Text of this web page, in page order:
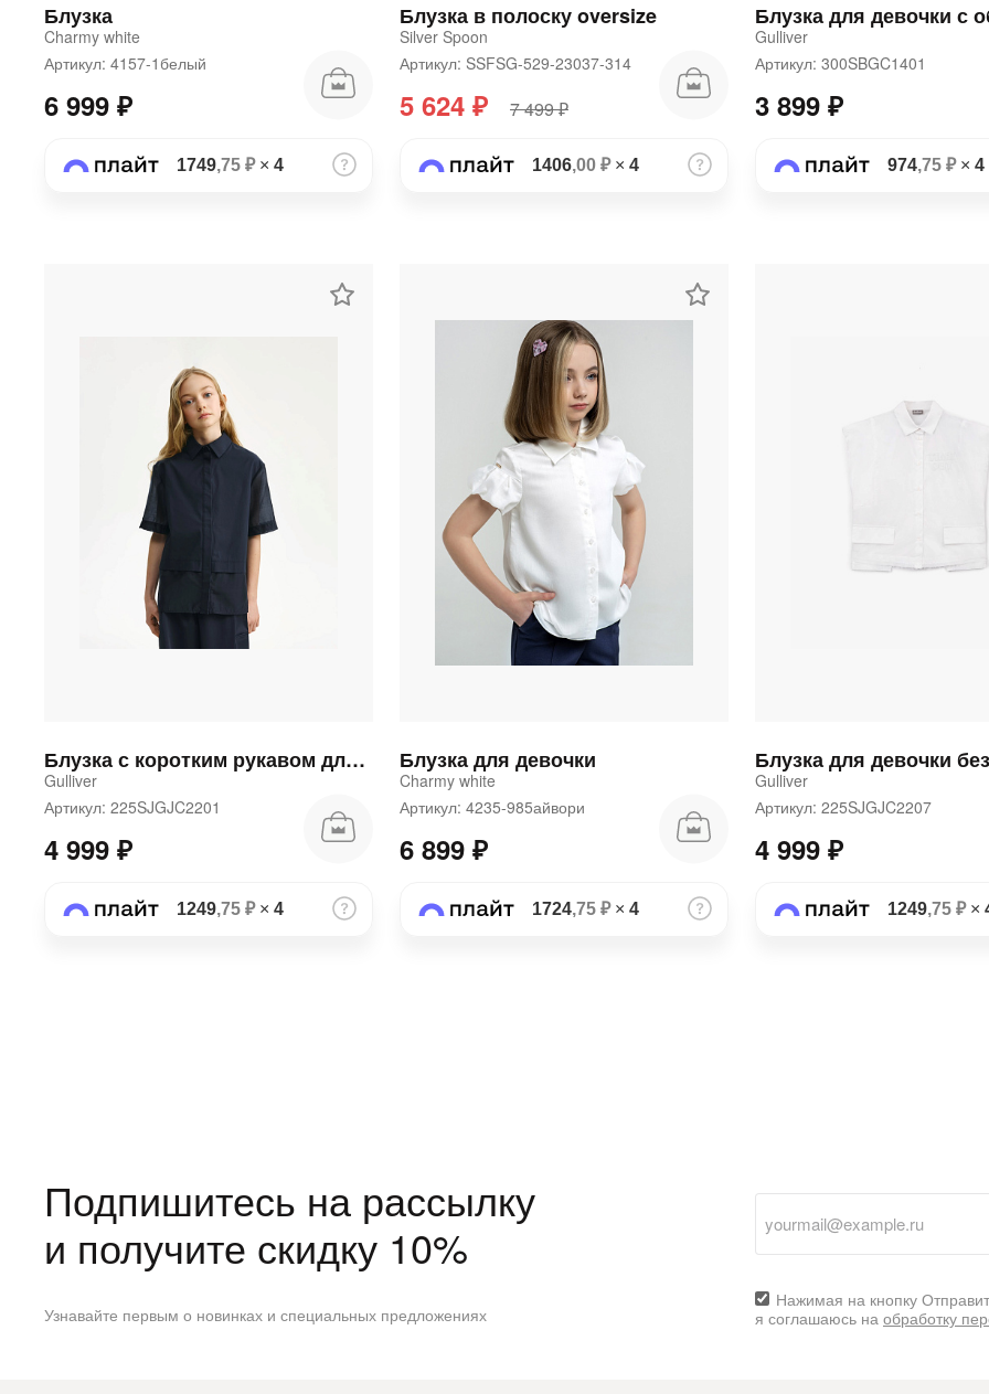
Блузка
Charmy white
Артикул: 4157-1белый
6 999 ₽
1749,75 ₽× 4
Блузка в полоску oversize
Silver Spoon
Артикул: SSFSG-529-23037-314
5 624 ₽ 7 499 ₽
1406,00 ₽× 4
Gulliver
Артикул: 300SBGC1401
3 899 ₽
974,75 ₽× 4
Блузка с коротким рукавом для девочки синяя
Gulliver
Артикул: 225SJGJC2201
4 999 ₽
1249,75 ₽× 4
Блузка для девочки
Charmy white
Артикул: 4235-985айвори
6 899 ₽
1724,75 ₽× 4
Gulliver
Артикул: 225SJGJC2207
4 999 ₽
1249,75 ₽×
Подпишитесь на рассылку
и получите скидку 10%
Узнавайте первым о новинках и специальных предложениях
Нажимая на кнопку
я соглашаюсь на обработку